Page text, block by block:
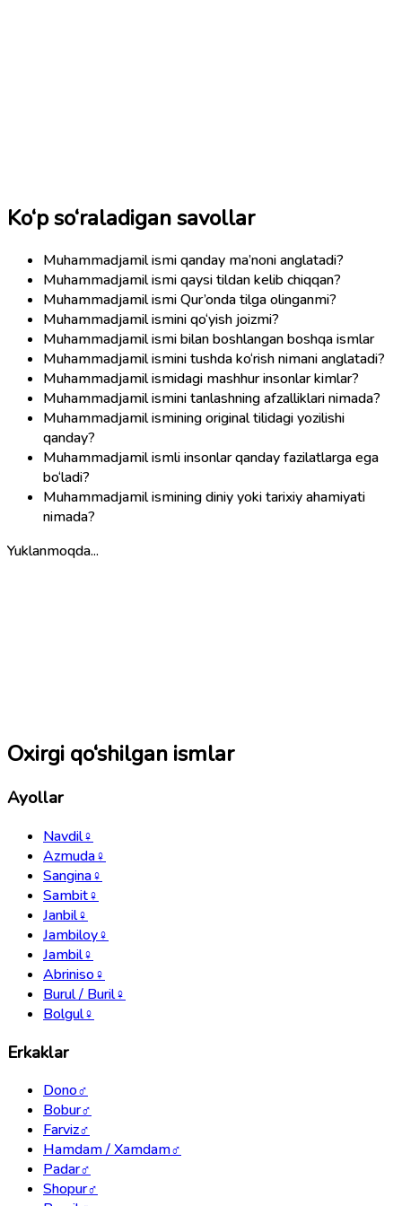
Ko‘p so‘raladigan savollar
Muhammadjamil ismi qanday ma’noni anglatadi?
Muhammadjamil ismi qaysi tildan kelib chiqqan?
Muhammadjamil ismi Qur’onda tilga olinganmi?
Muhammadjamil ismini qo‘yish joizmi?
Muhammadjamil ismi bilan boshlangan boshqa ismlar
Muhammadjamil ismini tushda ko‘rish nimani anglatadi?
Muhammadjamil ismidagi mashhur insonlar kimlar?
Muhammadjamil ismini tanlashning afzalliklari nimada?
Muhammadjamil ismining original tilidagi yozilishi
qanday?
Muhammadjamil ismli insonlar qanday fazilatlarga ega
bo‘ladi?
Muhammadjamil ismining diniy yoki tarixiy ahamiyati
nimada?
Yuklanmoqda...
Oxirgi qo‘shilgan ismlar
Ayollar
Navdil♀
Azmuda♀
Sangina♀
Sambit♀
Janbil♀
Jambiloy♀
Jambil♀
Abriniso♀
Burul / Buril♀
Bolgul♀
Erkaklar
Dono♂
Bobur♂
Farviz♂
Hamdam / Xamdam♂
Padar♂
Shopur♂